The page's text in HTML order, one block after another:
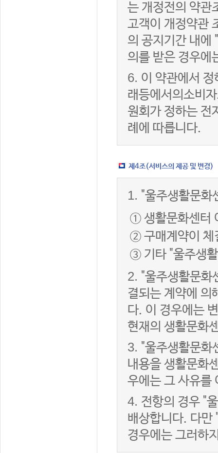
는 개정전의 약관
고객이 개정약관
의 공지기간 내에
의를 받은 경우에
6. 이 약관에서
래등에서의소비
원회가 정하는 전
례에 따릅니다.
제4조(서비스의 제공 및 변경)
1. "울주생활문화
① 생활문화센터
② 구매계약이 체
③ 기타 "울주생
2. "울주생활문화
결되는 계약에 의
다. 이 경우에는
현재의 생활문화
3. "울주생활문화
내용을 생활문화
우에는 그 사유를
4. 전항의 경우 "
배상합니다. 다만
경우에는 그러하